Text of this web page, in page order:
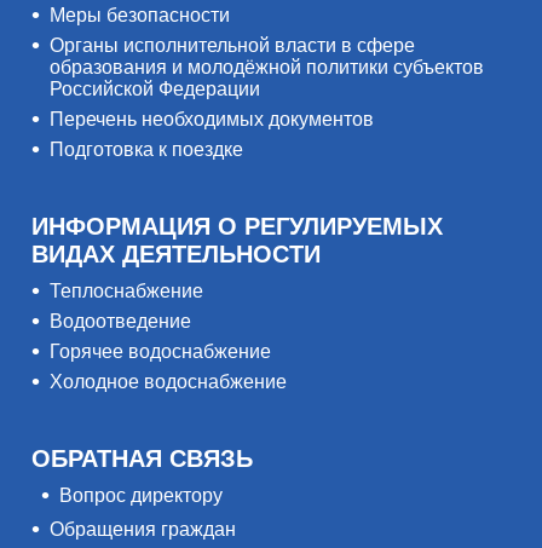
Меры безопасности
Органы исполнительной власти в сфере
образования и молодёжной политики субъектов
Российской Федерации
Перечень необходимых документов
Подготовка к поездке
ИНФОРМАЦИЯ О РЕГУЛИРУЕМЫХ
ВИДАХ ДЕЯТЕЛЬНОСТИ
Теплоснабжение
Водоотведение
Горячее водоснабжение
Холодное водоснабжение
ОБРАТНАЯ СВЯЗЬ
Вопрос директору
Обращения граждан